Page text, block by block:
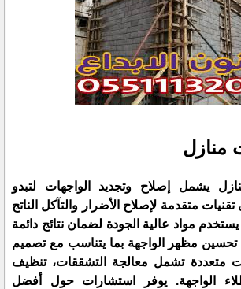
منازل
يشمل إصلاح وتجديد الواجهات لتبدو
متقدمة لإصلاح الأضرار والتآكل الناتج
مواد عالية الجودة لضمان نتائج دائمة
مظهر الواجهة بما يتناسب مع تصميم
متعددة تشمل معالجة التشققات، تنظيف
الواجهة. يوفر استشارات حول أفضل